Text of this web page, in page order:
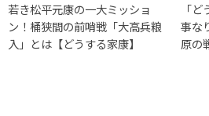
若き松平元康の一大ミッショ
ン！桶狭間の前哨戦「大高兵粮
入」とは【どうする家康】
「
事な
原の